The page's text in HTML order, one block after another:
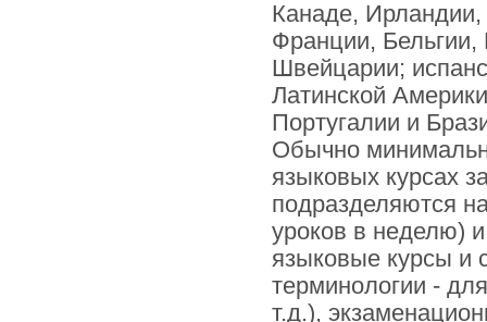
Канаде,
Франции,
Швейцарии;
Латинской
Португалии и
Обычно
языковых курсах
подразделяются
уроков в неделю)
языковые курсы и
терминологии -
т.д.),